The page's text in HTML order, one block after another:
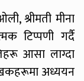
श्रीमती मीना
टिप्पणी गर्दै
आसा लाग्दा
अध्ययन